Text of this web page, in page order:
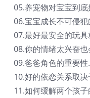
05.养宠物对宝宝到
06.宝宝成长不可侵
07.最好最安全的玩
08.你的情绪太兴奋
09.爸爸角色的重要
10.好的依恋关系取
11.如何缓解两个孩